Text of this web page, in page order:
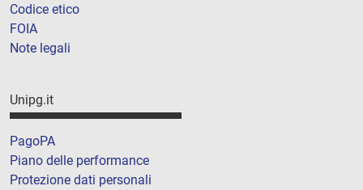
Codice etico
FOIA
Note legali
Unipg.it
PagoPA
Piano delle performance
Protezione dati personali